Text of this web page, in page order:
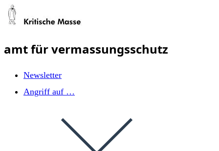
Zum
springen
amt für vermassungsschutz
Newsletter
Angriff auf …